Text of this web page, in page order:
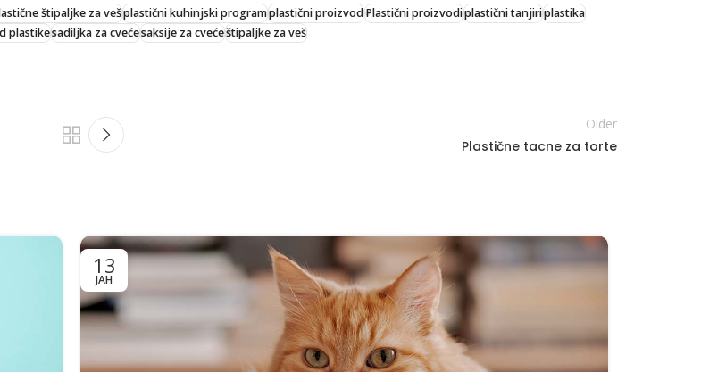
štipaljke za vešplastični kuhinjski programplastični proizvodPlastični proizvodiplastični tanjiriplastika
plastikesadiljka za cvećesaksije za cvećeštipaljke za veš
Older
Plastične tacne za torte
13
ЈАН